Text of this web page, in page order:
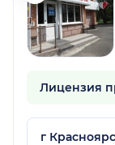
Лицензия
г